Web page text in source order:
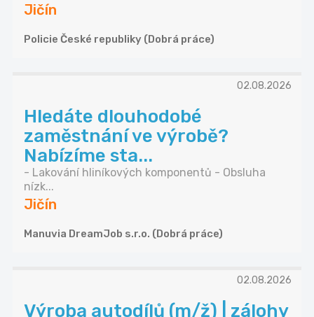
Jičín
Policie České republiky (Dobrá práce)
02.08.2026
Hledáte dlouhodobé
zaměstnání ve výrobě?
Nabízíme sta...
- Lakování hliníkových komponentů - Obsluha
nízk...
Jičín
Manuvia DreamJob s.r.o. (Dobrá práce)
02.08.2026
Výroba autodílů (m/ž) | zálohy